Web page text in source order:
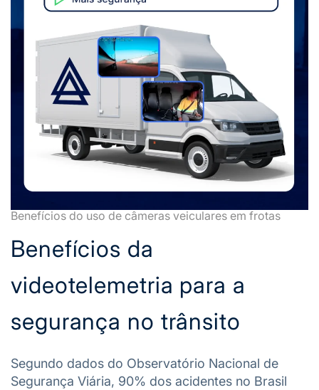
Benefícios do uso de câmeras veiculares em frotas
Benefícios da
videotelemetria para a
segurança no trânsito
Segundo dados do Observatório Nacional de
Segurança Viária, 90% dos acidentes no Brasil